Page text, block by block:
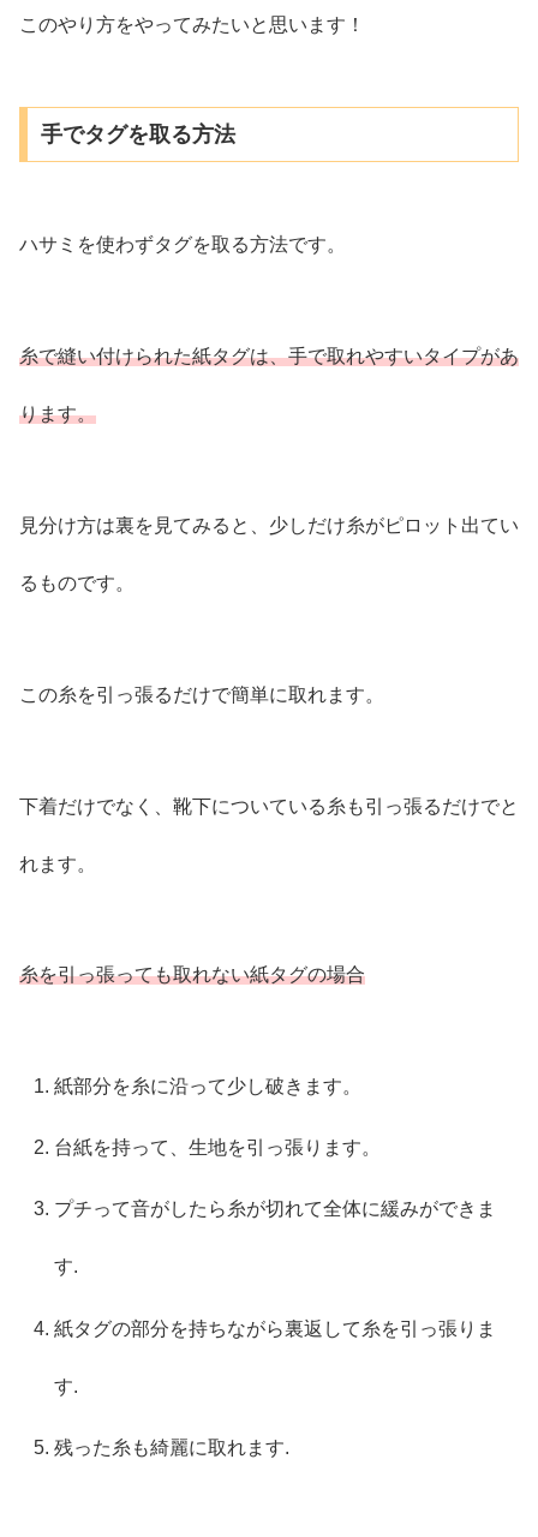
このやり方をやってみたいと思います！
手でタグを取る方法
ハサミを使わずタグを取る方法です。
糸で縫い付けられた紙タグは、手で取れやすいタイプがあ
ります。
見分け方は裏を見てみると、少しだけ糸がピロット出てい
るものです。
この糸を引っ張るだけで簡単に取れます。
下着だけでなく、靴下についている糸も引っ張るだけでと
れます。
糸を引っ張っても取れない紙タグの場合
紙部分を糸に沿って少し破きます。
台紙を持って、生地を引っ張ります。
プチって音がしたら糸が切れて全体に緩みができま
す.
紙タグの部分を持ちながら裏返して糸を引っ張りま
す.
残った糸も綺麗に取れます.